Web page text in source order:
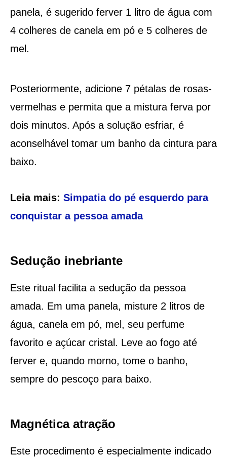
panela, é sugerido ferver 1 litro de água com
4 colheres de canela em pó e 5 colheres de
mel.
Posteriormente, adicione 7 pétalas de rosas-
vermelhas e permita que a mistura ferva por
dois minutos. Após a solução esfriar, é
aconselhável tomar um banho da cintura para
baixo.
Leia mais: Simpatia do pé esquerdo para
conquistar a pessoa amada
Sedução inebriante
Este ritual facilita a sedução da pessoa
amada. Em uma panela, misture 2 litros de
água, canela em pó, mel, seu perfume
favorito e açúcar cristal. Leve ao fogo até
ferver e, quando morno, tome o banho,
sempre do pescoço para baixo.
Magnética atração
Este procedimento é especialmente indicado